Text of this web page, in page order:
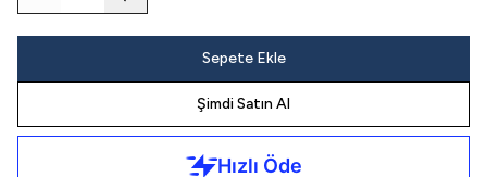
Sepete Ekle
Şimdi Satın Al